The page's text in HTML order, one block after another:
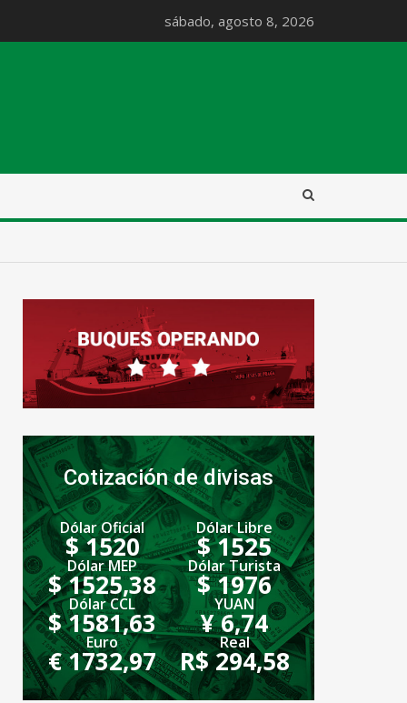
sábado, agosto 8, 2026
Cotización de divisas
Dólar Oficial
$ 1520
Dólar Libre
$ 1525
Dólar MEP
$ 1525,38
Dólar Turista
$ 1976
Dólar CCL
$ 1581,63
YUAN
¥ 6,74
Euro
€ 1732,97
Real
R$ 294,58